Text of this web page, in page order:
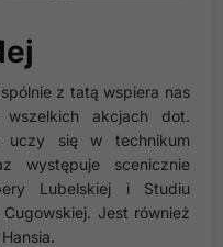
z tatą wspiera nas
akcjach dot.
uczy się w technikum
występuje scenicznie
Lubelskiej i Studiu
Jest również
strony
internetowej.
Statystyka
Abyśmy mogli
poprawić
funkcjonalność
i strukturę